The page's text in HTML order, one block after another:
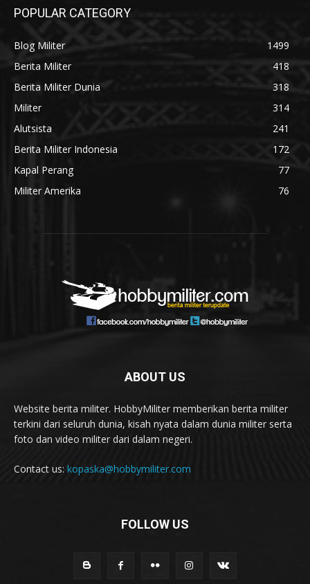
POPULAR CATEGORY
Blog Militer
1499
Berita Militer
418
Berita Militer Dunia
318
Militer
314
Alutsista
241
Berita Militer Indonesia
172
Kapal Perang
77
Militer Amerika
76
ABOUT US
Website berita militer. HobbyMiliter memberikan berita militer
terkini dari seluruh dunia, kisah nyata dalam dunia militer serta
foto dan video militer dari dalam negeri.
Contact us: kopaska@hobbymiliter.com
FOLLOW US